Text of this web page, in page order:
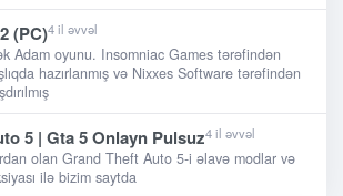
(PC)4 il əvvəl
Adam oyunu. Insomniac Games tərəfindən
hazırlanmış və Nixxes Software tərəfindən
5 | Gta 5 Onlayn Pulsuz4 il əvvəl
olan Grand Theft Auto 5-i əlavə modlar və
ilə bizim saytda